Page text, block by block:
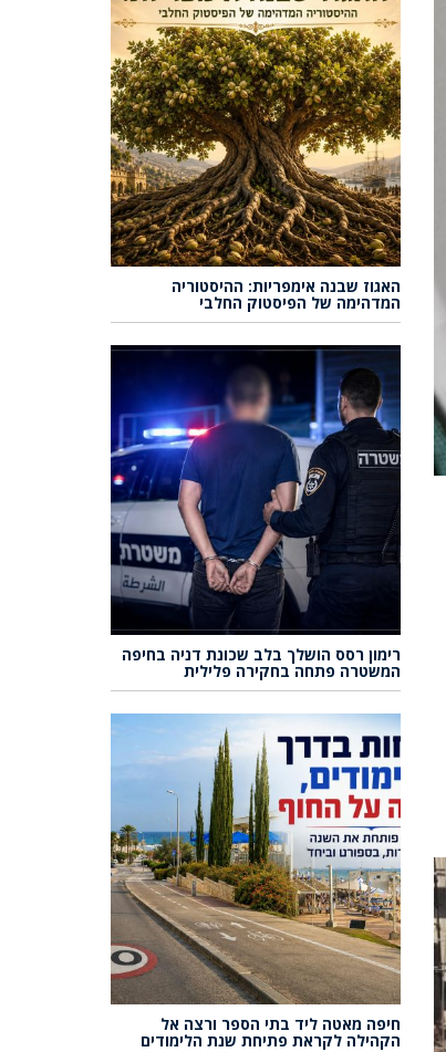
האגוז שבנה אימפריות: ההיסטוריה
המדהימה של הפיסטוק החלבי
רימון רסס הושלך בלב שכונת דניה בחיפה
המשטרה פתחה בחקירה פלילית
חיפה מאטה ליד בתי הספר ורצה אל
הקהילה לקראת פתיחת שנת הלימודים